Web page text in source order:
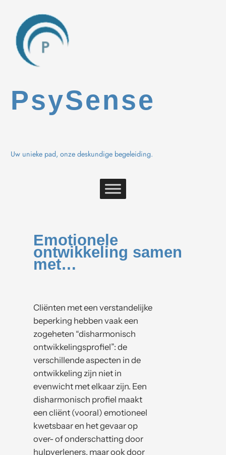
naar
inhoud
PsySense
Uw unieke pad, onze deskundige begeleiding.
Emotionele
ontwikkeling samen
met…
Cliënten met een verstandelijke
beperking hebben vaak ​​een
zogeheten “disharmonisch
ontwikkelingsprofiel”: de
verschillende aspecten in de
ontwikkeling zijn niet in
evenwicht met elkaar zijn. Een
disharmonisch profiel maakt
een cliënt (vooral) emotioneel
kwetsbaar en het gevaar op
over- of onderschatting door
hulpverleners, maar ook door